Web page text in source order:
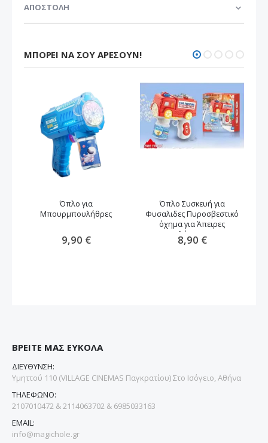
ΑΠΟΣΤΟΛΗ
ΜΠΟΡΕΊ ΝΑ ΣΟΥ ΑΡΈΣΟΥΝ!
Όπλο για
Μπουρμπουλήθρες
9,90 €
Όπλο Συσκευή για
Φυσαλιδες Πυροσβεστικό
όχημα για Άπειρες
Πολύχρωμες
Σαπουνοφουσκες
8,90 €
ΒΡΕΙΤΕ ΜΑΣ ΕΥΚΟΛΑ
ΔΙΕΥΘΥΝΣΗ:
Υμηττού 110 (VILLAGE CINEMAS Παγκρατίου) Στο Ισόγειο, Αθήνα
ΤΗΛΕΦΩΝΟ:
2107010472 & 2114063702 & 6985033163
EMAIL:
info@magichole.gr